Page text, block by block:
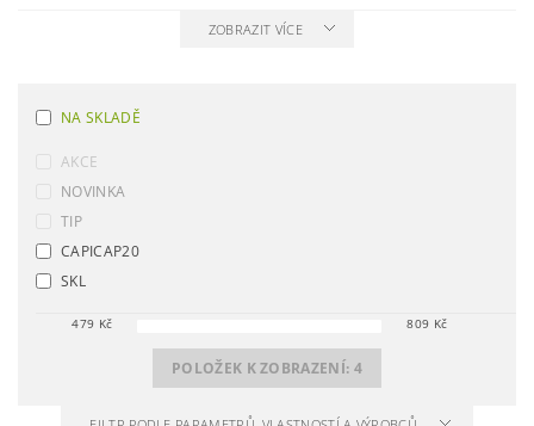
ZOBRAZIT VÍCE
NA SKLADĚ
AKCE
NOVINKA
TIP
CAPICAP20
SKL
479 Kč 809 Kč
POLOŽEK K ZOBRAZENÍ: 4